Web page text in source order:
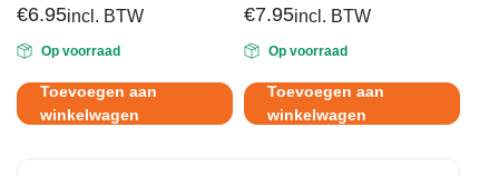
€6.95incl. BTW
Op voorraad
Toevoegen aan
winkelwagen
€7.95incl. BTW
Op voorraad
Toevoegen aan
winkelwagen